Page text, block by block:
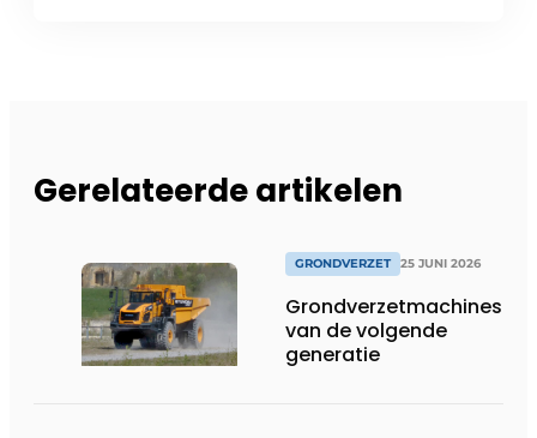
Gerelateerde artikelen
GRONDVERZET 25 JUNI 2026
Grondverzetmachines
van de volgende
generatie